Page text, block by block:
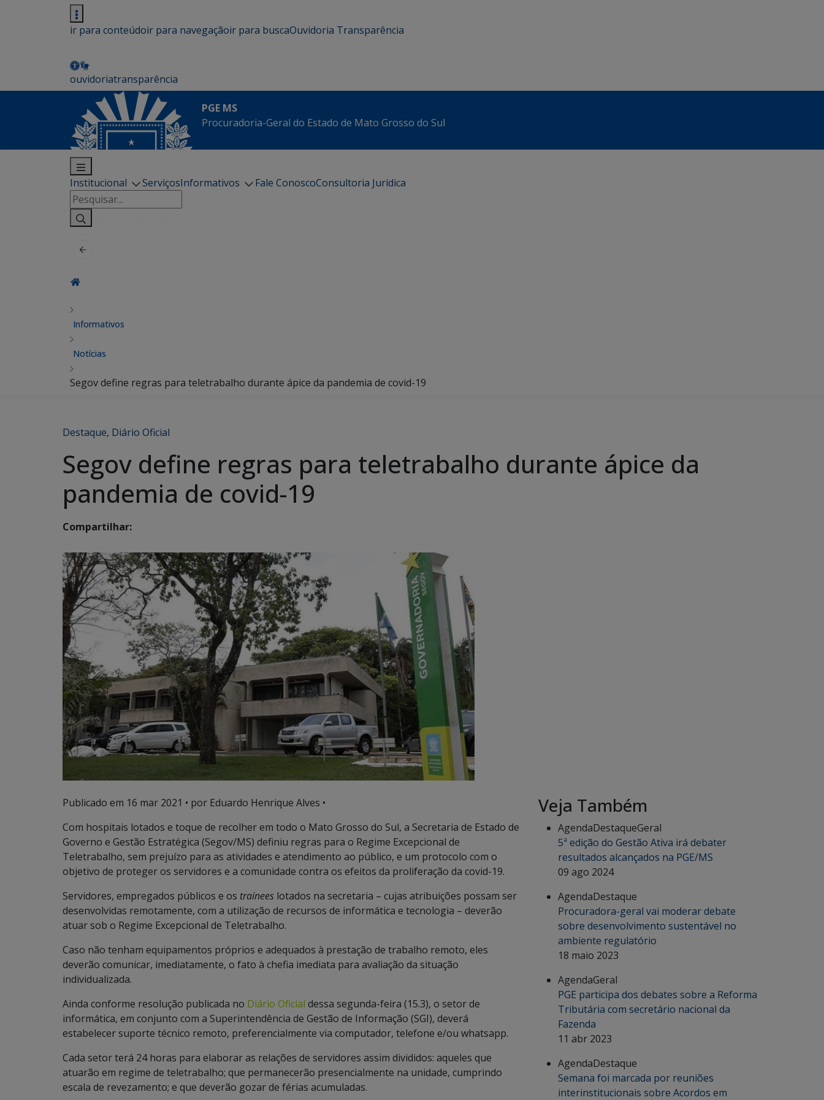
ir para conteúdoir para navegaçãoir para buscaOuvidoria Transparência
ouvidoriatransparência
PGE MS
Procuradoria-Geral do Estado de Mato Grosso do Sul
Institucional ServiçosInformativos Fale ConoscoConsultoria Jurídica
Pesquisar
por:
Informativos
Notícias
Segov define regras para teletrabalho durante ápice da pandemia de covid-19
Destaque, Diário Oficial
Segov define regras para teletrabalho durante ápice da
pandemia de covid-19
Compartilhar:
Publicado em 16 mar 2021 • por Eduardo Henrique Alves •
Com hospitais lotados e toque de recolher em todo o Mato Grosso do Sul, a Secretaria de Estado de
Governo e Gestão Estratégica (Segov/MS) definiu regras para o Regime Excepcional de
Teletrabalho, sem prejuízo para as atividades e atendimento ao público, e um protocolo com o
objetivo de proteger os servidores e a comunidade contra os efeitos da proliferação da covid-19.
Servidores, empregados públicos e os trainees lotados na secretaria – cujas atribuições possam ser
desenvolvidas remotamente, com a utilização de recursos de informática e tecnologia – deverão
atuar sob o Regime Excepcional de Teletrabalho.
Caso não tenham equipamentos próprios e adequados à prestação de trabalho remoto, eles
deverão comunicar, imediatamente, o fato à chefia imediata para avaliação da situação
individualizada.
Ainda conforme resolução publicada no Diário Oficial dessa segunda-feira (15.3), o setor de
informática, em conjunto com a Superintendência de Gestão de Informação (SGI), deverá
estabelecer suporte técnico remoto, preferencialmente via computador, telefone e/ou whatsapp.
Cada setor terá 24 horas para elaborar as relações de servidores assim divididos: aqueles que
atuarão em regime de teletrabalho; que permanecerão presencialmente na unidade, cumprindo
escala de revezamento; e que deverão gozar de férias acumuladas.
Veja Também
AgendaDestaqueGeral
5ª edição do Gestão Ativa irá debater
resultados alcançados na PGE/MS
09 ago 2024
AgendaDestaque
Procuradora-geral vai moderar debate
sobre desenvolvimento sustentável no
ambiente regulatório
18 maio 2023
AgendaGeral
PGE participa dos debates sobre a Reforma
Tributária com secretário nacional da
Fazenda
11 abr 2023
AgendaDestaque
Semana foi marcada por reuniões
interinstitucionais sobre Acordos em